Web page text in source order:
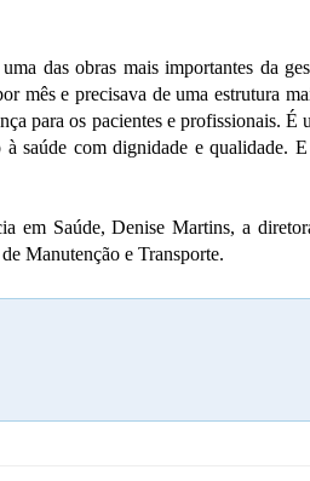
das obras mais importantes da
mês e precisava de uma estrutura
para os pacientes e profissionais. É
saúde com dignidade e qualidade.
em Saúde, Denise Martins, a
Manutenção e Transporte.